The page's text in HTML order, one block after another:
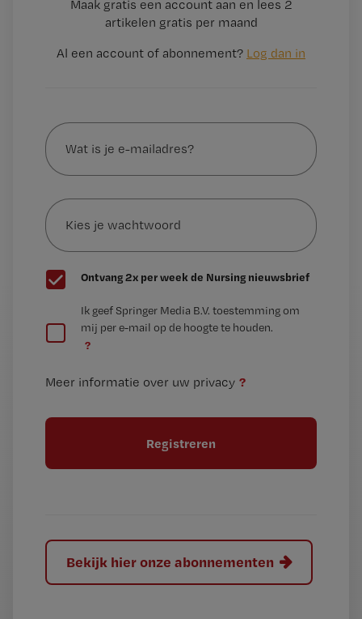
Maak gratis een account aan en lees 2
artikelen gratis per maand
Al een account of abonnement? Log dan in
Wat
is
je
mailadres?
Kies
je
wachtwoord
G
e
t
Ontvang 2x per week de Nursing nieuwsbrief
e
t
t
l
Ik geef Springer Media B.V. toestemming om
mij per e-mail op de hoogte te houden.
?
Meer informatie over uw privacy ?
Bekijk hier onze abonnementen